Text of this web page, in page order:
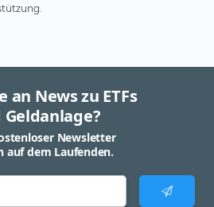
an News zu ETFs
Geldanlage?
Newsletter
auf dem Laufenden.